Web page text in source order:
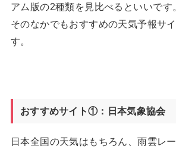
アム版の2種類を見比べるといいです
そのなかでもおすすめの天気予報サ
す。
おすすめサイト①：日本気象協会
日本全国の天気はもちろん、雨雲レ